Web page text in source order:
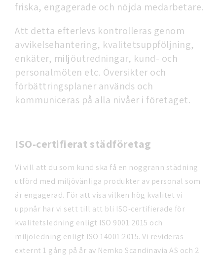
friska, engagerade och nöjda medarbetare.
Att detta efterlevs kontrolleras genom
avvikelsehantering, kvalitetsuppföljning,
enkäter, miljöutredningar, kund- och
personalmöten etc. Översikter och
förbättringsplaner används och
kommuniceras på alla nivåer i företaget.
ISO-certifierat städföretag
Vi vill att du som kund ska få en noggrann städning
utförd med miljövänliga produkter av personal som
är engagerad. För att visa vilken hög kvalitet vi
uppnår har vi sett till att bli ISO-certifierade för
kvalitetsledning enligt ISO 9001:2015 och
miljöledning enligt ISO 14001:2015. Vi revideras
externt 1 gång på år av Nemko Scandinavia AS och 2